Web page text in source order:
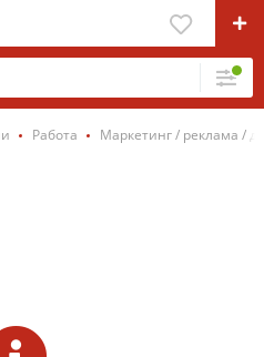
Работа Маркетинг / реклама /